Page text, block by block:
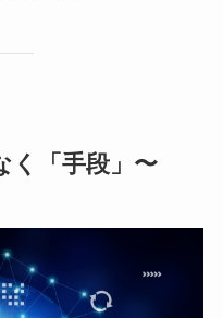
く「手段」〜